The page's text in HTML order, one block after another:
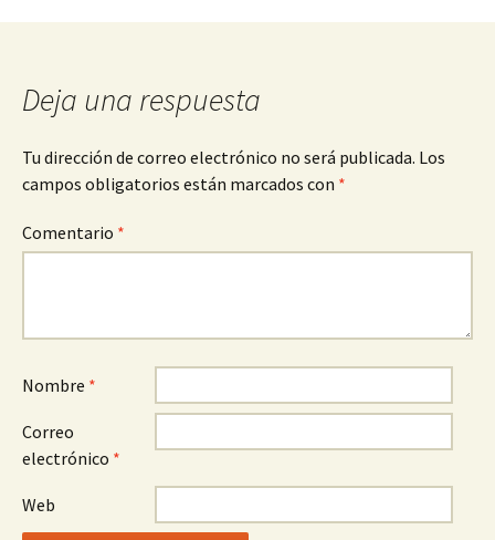
de
entradas
Deja una respuesta
Tu dirección de correo electrónico no será publicada. Los
campos obligatorios están marcados con *
Comentario *
Nombre *
Correo
electrónico *
Web